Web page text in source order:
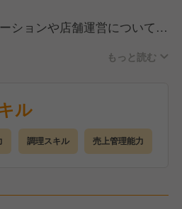
ションや店舗運営について経
定期的に昇格試験があるの
2回）あり。今年度賞与支給
ップを予定しています。
間、既定の手当を支給するこ
もっと読む
ル
調理スキル 売上管理能力